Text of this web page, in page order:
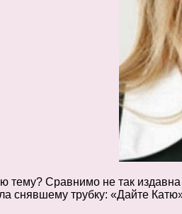
тему? Сравнимо не так
снявшему трубку: «Дайте